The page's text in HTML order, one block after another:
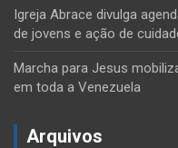
Igreja Abrace divulga
de jovens e ação de
Marcha para Jesus
em toda a Venezuela
Arquivos